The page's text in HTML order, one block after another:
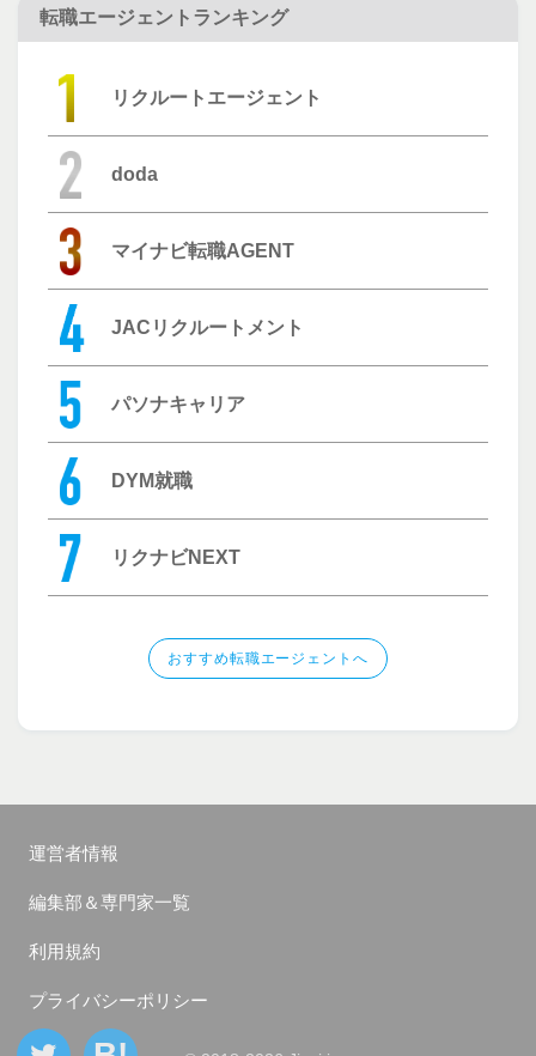
転職エージェントランキング
リクルートエージェント
doda
マイナビ転職AGENT
JACリクルートメント
パソナキャリア
DYM就職
リクナビNEXT
おすすめ転職エージェントへ
運営者情報
編集部＆専門家一覧
利用規約
プライバシーポリシー